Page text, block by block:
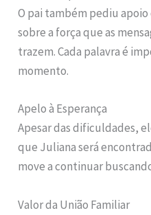
O pai também pediu
sobre a força que as
trazem. Cada palavra é
momento.
Apelo à Esperança
Apesar das dificuldades,
que Juliana será
move a continuar
Valor da União Familiar